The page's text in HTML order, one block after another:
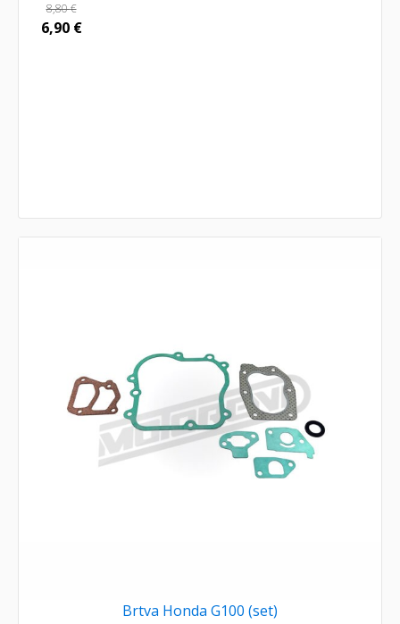
8,80€
6,90 €
Brtva Honda G100 (set)